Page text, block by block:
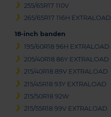
255/65R17 110V
265/65R17 116H EXTRALOAD
18-inch banden
195/60R18 96H EXTRALOAD
205/40R18 86Y EXTRALOAD
215/40R18 89V EXTRALOAD
215/45R18 93Y EXTRALOAD
215/50R18 92W
215/55R18 99V EXTRALOAD